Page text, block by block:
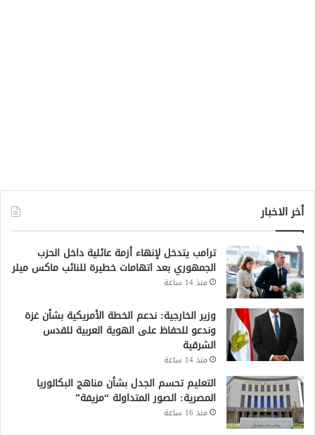
أخر الاخبار
ترامب يتدخل لإنهاء أزمة عائلية داخل الحزب
الجمهوري بعد اتهامات خطيرة للنائب ماكس ميلر
منذ 14 ساعة
وزير الخارجية: ندعم الخطة الأمريكية بشأن غزة
وندعو للحفاظ على الهوية العربية للقدس
الشرقية
منذ 14 ساعة
التعليم تحسم الجدل بشأن مناهج البكالوريا
المصرية: الصور المتداولة “مزيفة”
منذ 16 ساعة